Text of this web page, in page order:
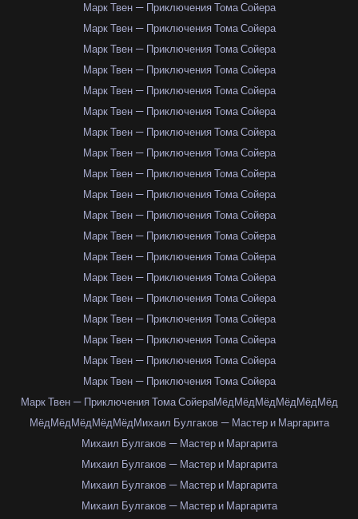
Марк Твен — Приключения Тома Сойера
Марк Твен — Приключения Тома Сойера
Марк Твен — Приключения Тома Сойера
Марк Твен — Приключения Тома Сойера
Марк Твен — Приключения Тома Сойера
Марк Твен — Приключения Тома Сойера
Марк Твен — Приключения Тома Сойера
Марк Твен — Приключения Тома Сойера
Марк Твен — Приключения Тома Сойера
Марк Твен — Приключения Тома Сойера
Марк Твен — Приключения Тома Сойера
Марк Твен — Приключения Тома Сойера
Марк Твен — Приключения Тома Сойера
Марк Твен — Приключения Тома Сойера
Марк Твен — Приключения Тома Сойера
Марк Твен — Приключения Тома Сойера
Марк Твен — Приключения Тома Сойера
Марк Твен — Приключения Тома Сойера
Марк Твен — Приключения Тома Сойера
Марк Твен — Приключения Тома СойераМёдМёдМёдМёдМёдМёд
МёдМёдМёдМёдМёдМихаил Булгаков — Мастер и Маргарита
Михаил Булгаков — Мастер и Маргарита
Михаил Булгаков — Мастер и Маргарита
Михаил Булгаков — Мастер и Маргарита
Михаил Булгаков — Мастер и Маргарита